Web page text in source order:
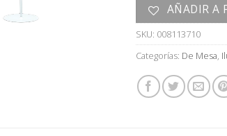
AÑADIR A
SKU: 008113710
Categorías: De Mesa,